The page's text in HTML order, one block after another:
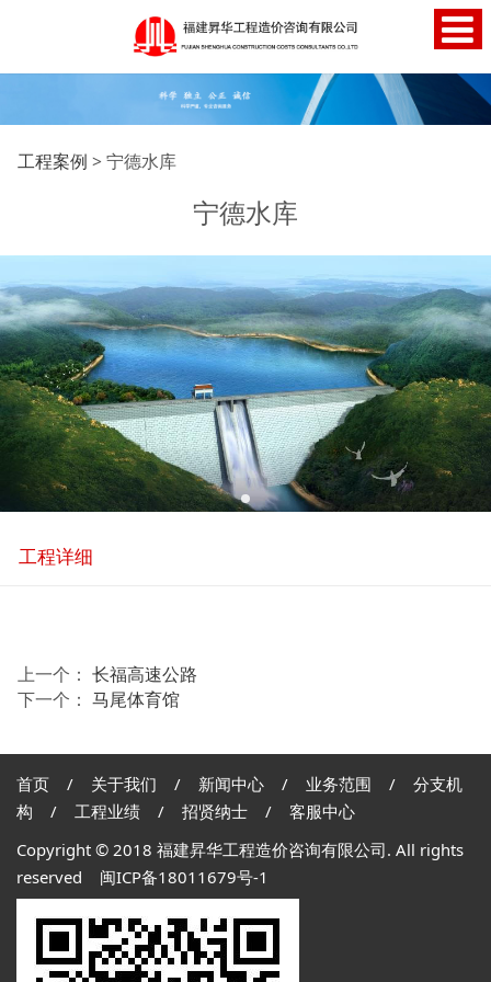
宁德水库
工程案例 > 宁德水库
宁德水库
工程详细
上一个： 长福高速公路
下一个： 马尾体育馆
首页/ 关于我们 / 新闻中心/ 业务范围 / 分支机
构 / 工程业绩 / 招贤纳士 / 客服中心
Copyright © 2018 福建昇华工程造价咨询有限公司. All rights
reserved 闽ICP备18011679号-1